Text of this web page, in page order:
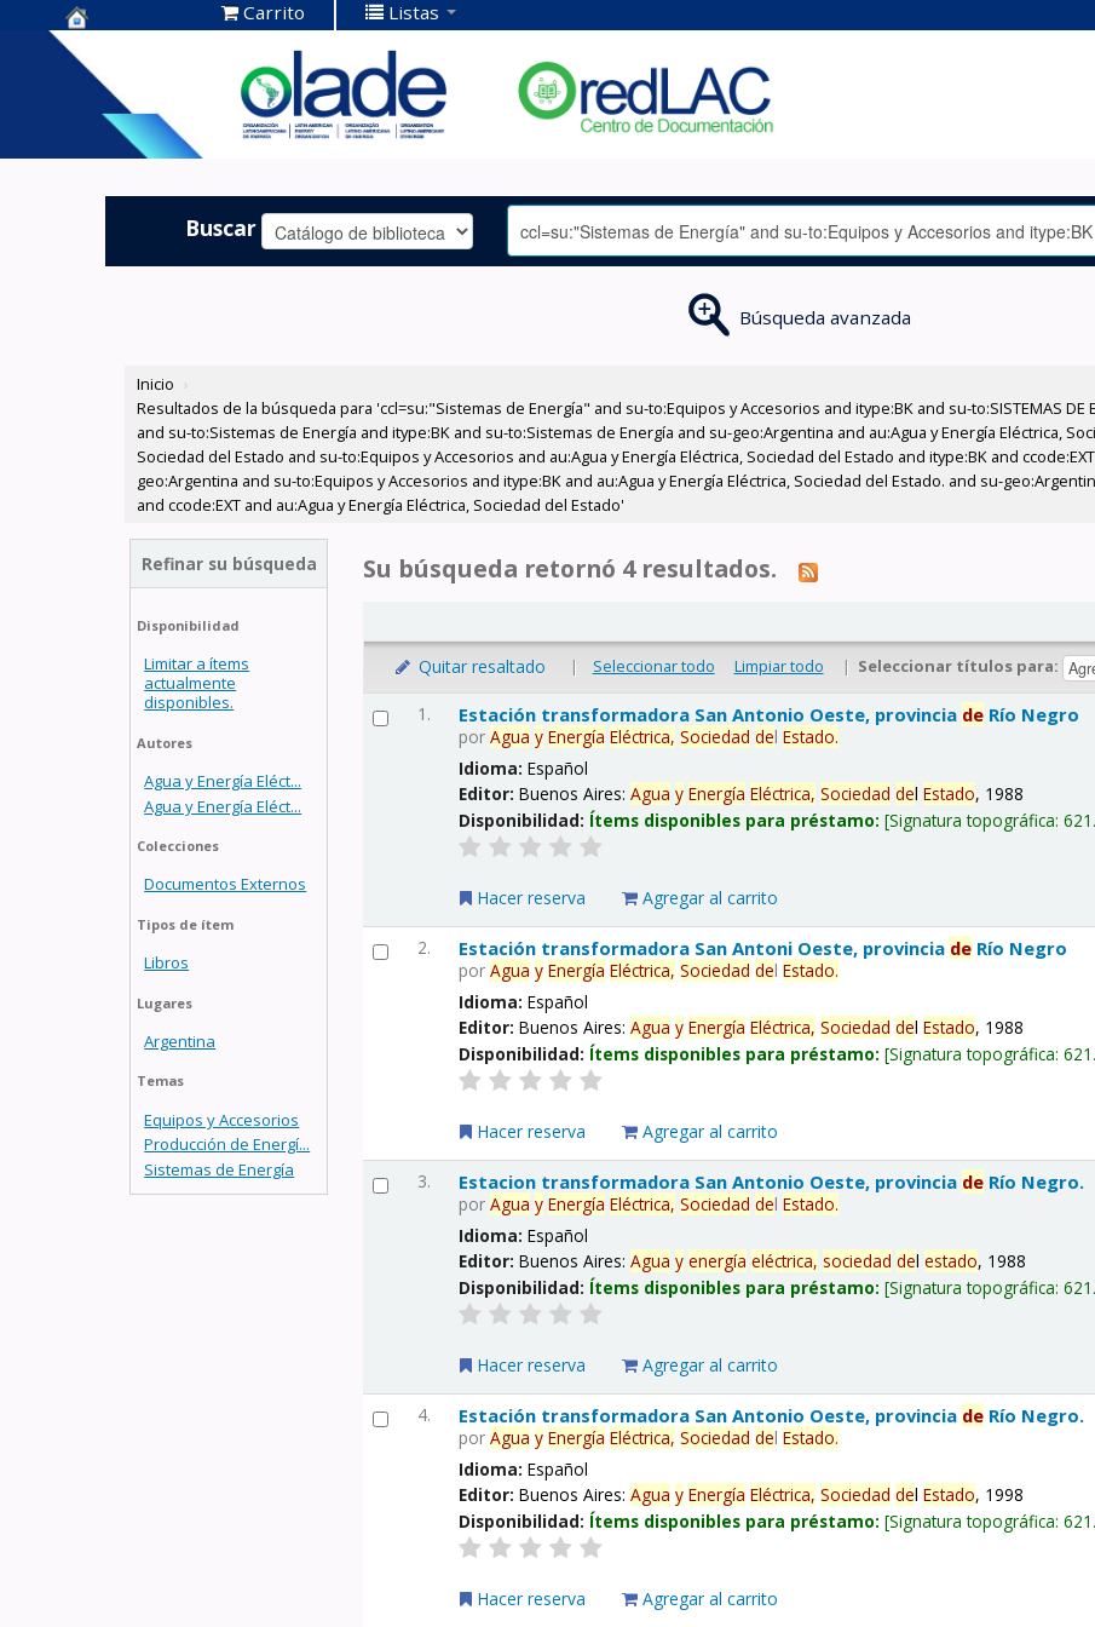
Centro de
Documentación
OLADE -
Carrito Listas
Buscar
Búsqueda avanzada
Inicio ›
Resultados de la búsqueda para 'ccl=su:"Sistemas de Energía" and su-to:Equipos y Accesorios and itype:BK and su-to:SISTEMAS DE
and su-to:Sistemas de Energía and itype:BK and su-to:Sistemas de Energía and su-geo:Argentina and au:Agua y Energía Eléctrica,
Sociedad del Estado and su-to:Equipos y Accesorios and au:Agua y Energía Eléctrica, Sociedad del Estado and itype:BK and
geo:Argentina and su-to:Equipos y Accesorios and itype:BK and au:Agua y Energía Eléctrica, Sociedad del Estado. and su-
and ccode:EXT and au:Agua y Energía Eléctrica, Sociedad del Estado'
Refinar su búsqueda
Disponibilidad
Limitar a ítems
actualmente
disponibles.
Autores
Agua y Energía Eléct...
Agua y Energía Eléct...
Colecciones
Documentos Externos
Tipos de ítem
Libros
Lugares
Argentina
Temas
Equipos y Accesorios
Producción de Energí...
Sistemas de Energía
Su búsqueda retornó 4 resultados.
Quitar resaltado | Seleccionar todo Limpiar todo | Seleccionar títulos para:
1. Estación transformadora San Antonio Oeste, provincia de Río Negro
porAgua y Energía Eléctrica, Sociedad delEstado.
Idioma:Español
Editor:Buenos Aires:Agua y Energía Eléctrica, Sociedad delEstado, 1988
Disponibilidad: Ítems disponibles para préstamo: Signatura topográfica:
Hacer reserva Agregar al carrito
2. Estación transformadora San Antoni Oeste, provincia de Río Negro
porAgua y Energía Eléctrica, Sociedad delEstado.
Idioma:Español
Editor:Buenos Aires:Agua y Energía Eléctrica, Sociedad delEstado, 1988
Disponibilidad: Ítems disponibles para préstamo: Signatura topográfica:
Hacer reserva Agregar al carrito
3. Estacion transformadora San Antonio Oeste, provincia de Río Negro.
porAgua y Energía Eléctrica, Sociedad delEstado.
Idioma:Español
Editor:Buenos Aires:Agua y energía eléctrica, sociedad delestado, 1988
Disponibilidad: Ítems disponibles para préstamo: Signatura topográfica:
Hacer reserva Agregar al carrito
4. Estación transformadora San Antonio Oeste, provincia de Río Negro.
porAgua y Energía Eléctrica, Sociedad delEstado.
Idioma:Español
Editor:Buenos Aires:Agua y Energía Eléctrica, Sociedad delEstado, 1998
Disponibilidad: Ítems disponibles para préstamo: Signatura topográfica:
Hacer reserva Agregar al carrito